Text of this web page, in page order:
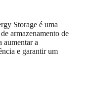
Storage é uma
armazenamento de
aumentar a
e garantir um